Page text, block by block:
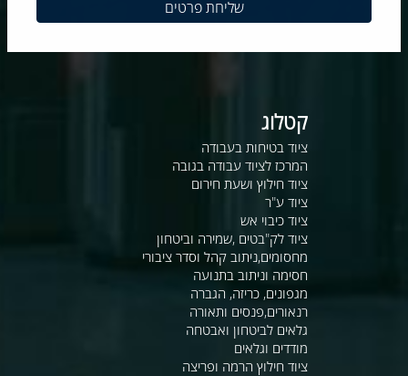
קטלוג
ציוד בטיחות בעבודה
המרכז לציוד עבודה בגובה
ציוד חילוץ ושעת חירום
ציוד ע"ר
ציוד כיבוי אש
ציוד לק"בטים ,שמירה וביטחון
מחסומים,ניתוב קהל וסדר ציבורי
חסימה וניתוב בתנועה
מגפונים, כריזה, הגברה
רנאורים,פנסים ותאורה
גלאים לביטחון ואבטחה
מודדים וגלאים
ציוד חילוץ הרמה ופריצה